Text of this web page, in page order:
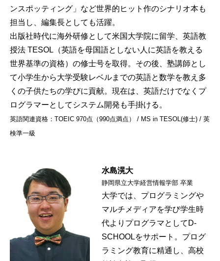
ンスポッティング」など世界的ヒット作のシナリオ本も
担当し、編集長としても活躍。
出版社時代に海外研修として米国大学院に留学、英語教
授法 TESOL（英語を母国語としない人に英語を教える
世界基準の資格）の修士号を取得。その後、塾講師とし
て小学生から大学受験レベルまでの英語と数学を教え多
くの子供たちの学びに貢献。現在は、英語だけでなくプ
ログラマーとしてシステム開発も手掛ける。
英語関連資格：TOEIC 970点（990点満点） / MS in TESOL(修士) / 英
検準一級
水島滉大
静岡県立大学経営情報学部 卒業
大学では、プログラミングや
マルチメディアを学び学生時
代よりプログラマとしてD-
SCHOOLをサポート。プログ
ラミング教育に精通し、高校